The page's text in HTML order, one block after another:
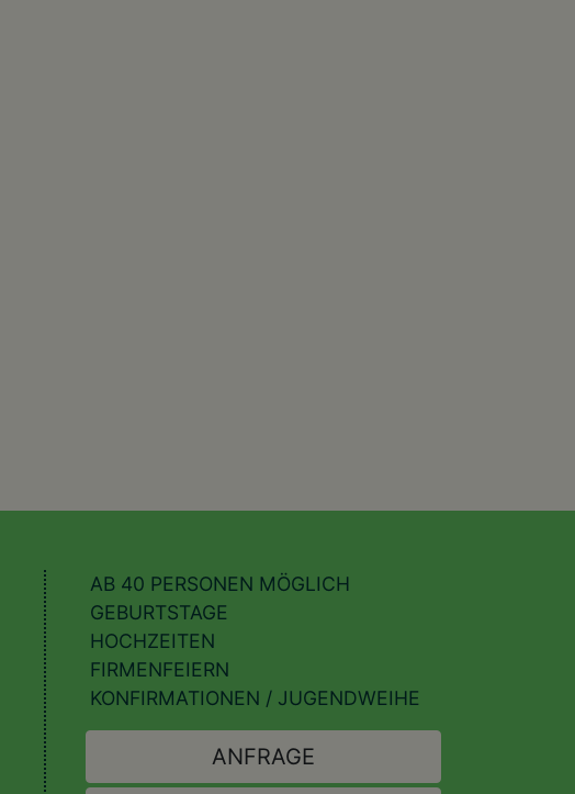
AB 40 PERSONEN MÖGLICH
GEBURTSTAGE
HOCHZEITEN
FIRMENFEIERN
KONFIRMATIONEN / JUGENDWEIHE
ANFRAGE